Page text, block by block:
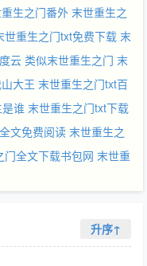
生之门番外 末世重生之
世重生之门txt免费下载 末
云 类似末世重生之门 末
大王 末世重生之门txt百
谁 末世重生之门txt下载
文免费阅读 末世重生之
门全文下载书包网 末世重
升序↑